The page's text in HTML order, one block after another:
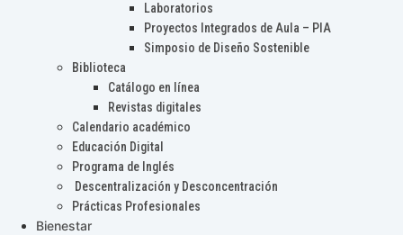
Laboratorios
Proyectos Integrados de Aula – PIA
Simposio de Diseño Sostenible
Biblioteca
Catálogo en línea
Revistas digitales
Calendario académico
Educación Digital
Programa de Inglés
Descentralización y Desconcentración
Prácticas Profesionales
Bienestar